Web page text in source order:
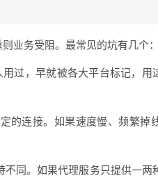
业务受阻。最常见的坑有几个：
过，早就被各大平台标记，用
的连接。如果速度慢、频繁掉
同。如果代理服务只提供一两